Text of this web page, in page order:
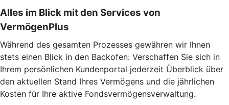
Alles im Blick mit den Services von
VermögenPlus
Während des gesamten Prozesses gewähren wir Ihnen
stets einen Blick in den Backofen: Verschaffen Sie sich in
Ihrem persönlichen Kundenportal jederzeit Überblick über
den aktuellen Stand Ihres Vermögens und die jährlichen
Kosten für Ihre aktive Fondsvermögensverwaltung.